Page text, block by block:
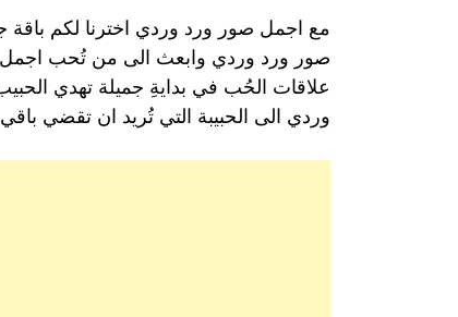
مع اجمل صور ورد وردي اخترنا لكم باقة
صور ورد وردي وابعث الى من تُحب اجمل
علاقات الحُب في بدايةِ جميلة تهدي
وردي الى الحبيبة التي تُريد ان تقضي